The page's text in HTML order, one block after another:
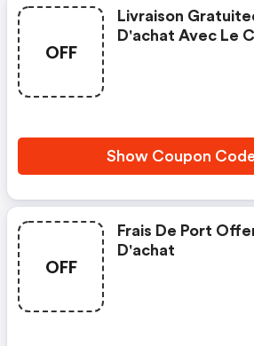
OFF
Livraison
D'achat Avec Le
Show Coupon Code
OFF
Frais De Port
D'achat